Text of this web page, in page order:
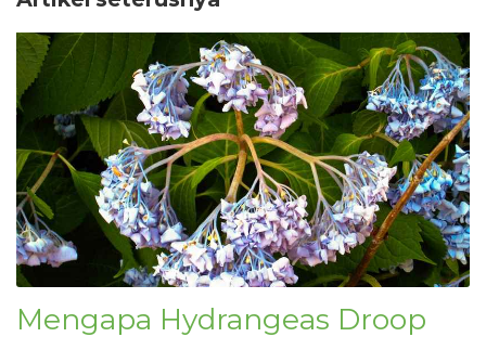
Mengapa Hydrangeas Droop